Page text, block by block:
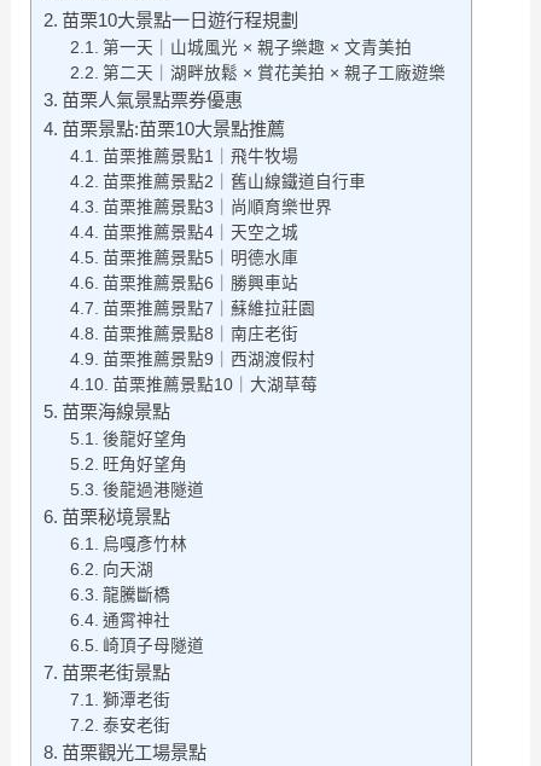
苗栗10大景點一日遊行程規劃
第一天｜山城風光 × 親子樂趣 × 文青美拍
第二天｜湖畔放鬆 × 賞花美拍 × 親子工廠遊樂
苗栗人氣景點票券優惠
苗栗景點:苗栗10大景點推薦
苗栗推薦景點1｜飛牛牧場
苗栗推薦景點2｜舊山線鐵道自行車
苗栗推薦景點3｜尚順育樂世界
苗栗推薦景點4｜天空之城
苗栗推薦景點5｜明德水庫
苗栗推薦景點6｜勝興車站
苗栗推薦景點7｜蘇維拉莊園
苗栗推薦景點8｜南庄老街
苗栗推薦景點9｜西湖渡假村
苗栗推薦景點10｜大湖草莓
苗栗海線景點
後龍好望角
旺角好望角
後龍過港隧道
苗栗秘境景點
烏嘎彥竹林
向天湖
龍騰斷橋
通霄神社
崎頂子母隧道
苗栗老街景點
獅潭老街
泰安老街
苗栗觀光工場景點